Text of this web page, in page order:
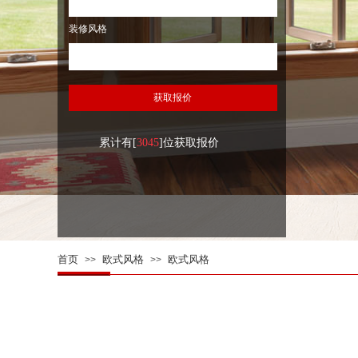
装修风格
获取报价
累计有[3045]位获取报价
首页 >> 欧式风格 >> 欧式风格